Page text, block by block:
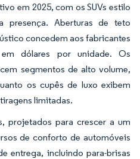
em 2025, com os SUVs estilo
presença. Aberturas de teto
concedem aos fabricantes
dólares por unidade. Os
segmentos de alto volume,
os cupês de luxo exibem
limitadas.
projetados para crescer a um
de conforto de automóveis
entrega, incluindo para-brisas